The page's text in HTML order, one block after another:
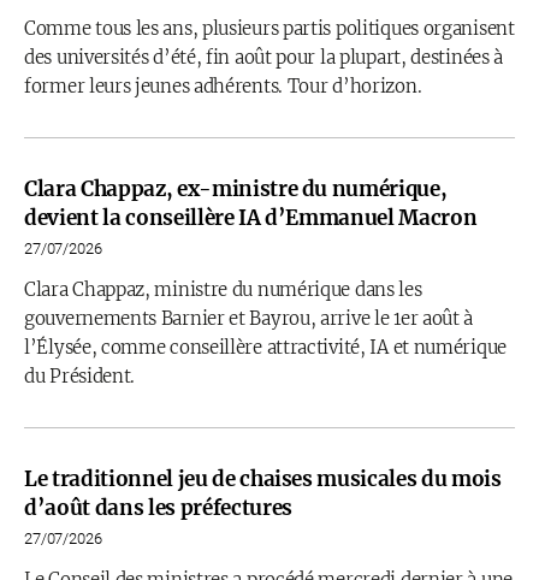
Comme tous les ans, plusieurs partis politiques organisent
des universités d’été, fin août pour la plupart, destinées à
former leurs jeunes adhérents. Tour d’horizon.
Clara Chappaz, ex-ministre du numérique,
devient la conseillère IA d’Emmanuel Macron
27/07/2026
Clara Chappaz, ministre du numérique dans les
gouvernements Barnier et Bayrou, arrive le 1er août à
l’Élysée, comme conseillère attractivité, IA et numérique
du Président.
Le traditionnel jeu de chaises musicales du mois
d’août dans les préfectures
27/07/2026